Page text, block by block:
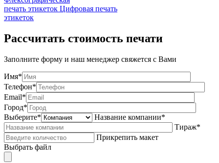
печать этикеток Цифровая печать
этикеток
Рассчитать стоимость печати
Заполните форму и наш менеджер свяжется с Вами
Имя*
Телефон*
Email*
Город*
Выберите*
Название компании*
Тираж*
Прикрепить макет
Выбрать файл